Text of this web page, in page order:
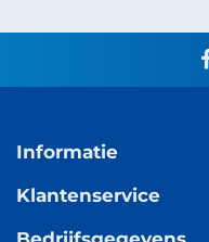
Informatie
Klantenservice